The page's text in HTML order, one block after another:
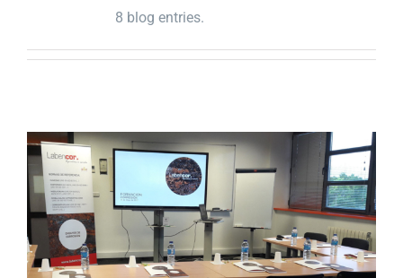
8 blog entries.
NOUVELLE CONFÉRENCE SUR LA